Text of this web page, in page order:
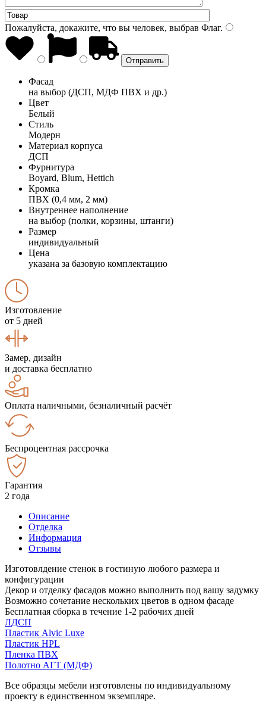
Пожалуйста, докажите, что вы человек, выбрав Флаг.
Фасад
на выбор (ДСП, МДФ ПВХ и др.)
Цвет
Белый
Стиль
Модерн
Материал корпуса
ДСП
Фурнитура
Boyard, Blum, Hettich
Кромка
ПВХ (0,4 мм, 2 мм)
Внутреннее наполнение
на выбор (полки, корзины, штанги)
Размер
индивидуальный
Цена
указана за базовую комплектацию
Изготовление
от 5 дней
Замер, дизайн
и доставка бесплатно
Оплата наличными, безналичный расчёт
Беспроцентная рассрочка
Гарантия
2 года
Описание
Отделка
Информация
Отзывы
Изготовлдение стенок в гостиную любого размера и
конфигурации
Декор и отделку фасадов можно выполнить под вашу задумку
Возможно сочетание нескольких цветов в одном фасаде
Бесплатная сборка в течение 1-2 рабочих дней
ЛДСП
Пластик Alvic Luxe
Пластик HPL
Пленка ПВХ
Полотно АГТ (МДФ)
Все образцы мебели изготовлены по индивидуальному
проекту в единственном экземпляре.